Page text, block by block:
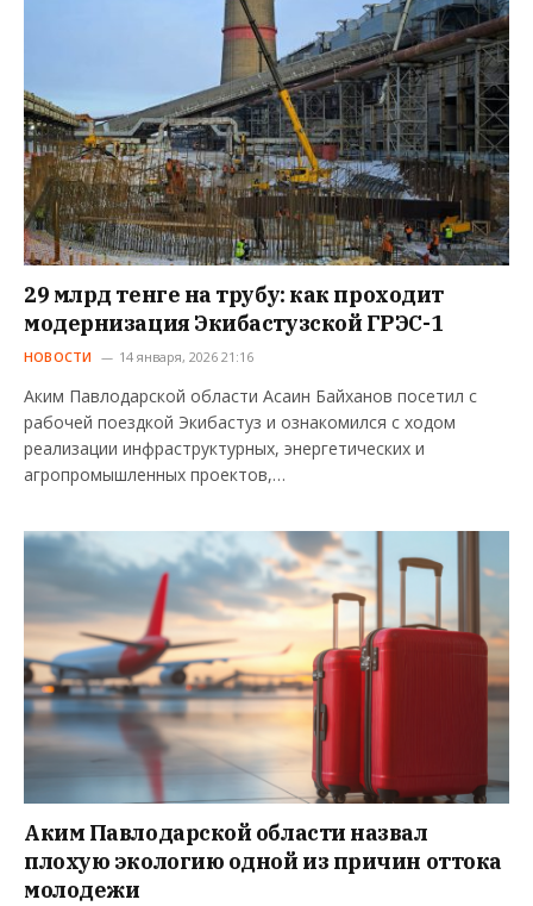
29 млрд тенге на трубу: как проходит
модернизация Экибастузской ГРЭС-1
НОВОСТИ 14 января, 2026 21:16
Аким Павлодарской области Асаин Байханов посетил с
рабочей поездкой Экибастуз и ознакомился с ходом
реализации инфраструктурных, энергетических и
агропромышленных проектов,…
Аким Павлодарской области назвал
плохую экологию одной из причин оттока
молодежи